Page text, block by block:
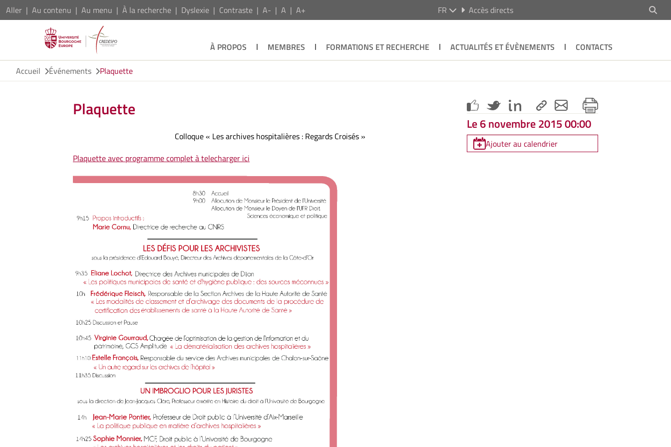
Aller Au contenu Au menu À la recherche Dyslexie Contraste A- A A+ FR Accès directs
À PROPOS MEMBRES FORMATIONS ET RECHERCHE ACTUALITÉS ET ÉVÈNEMENTS
CONTACTS
Accueil
Événements Plaquette
Plaquette
Colloque « Les archives hospitalières : Regards Croisés »
Plaquette avec programme complet à telecharger ici
Le 6 novembre 2015 00:00
Ajouter au calendrier